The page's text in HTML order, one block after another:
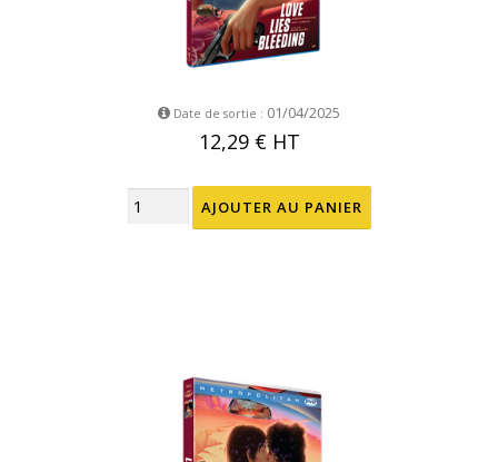
Date de sortie : 01/04/2025
12,29 € HT